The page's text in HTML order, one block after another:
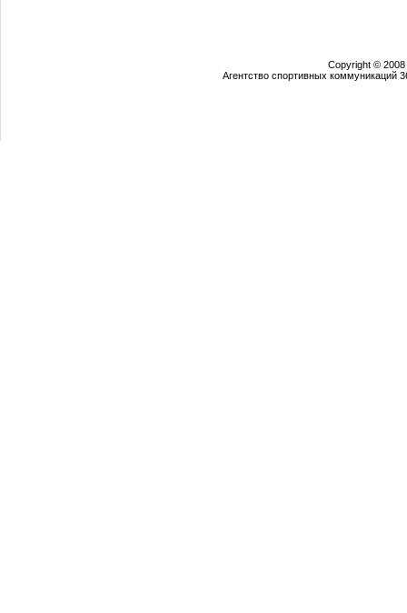
Copyright © 2008
Агентство спортивных коммуникаций